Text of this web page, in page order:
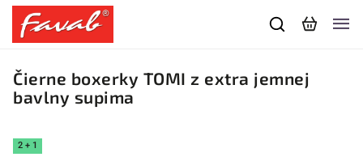
Čierne boxerky TOMI z extra jemnej
bavlny supima
2 + 1